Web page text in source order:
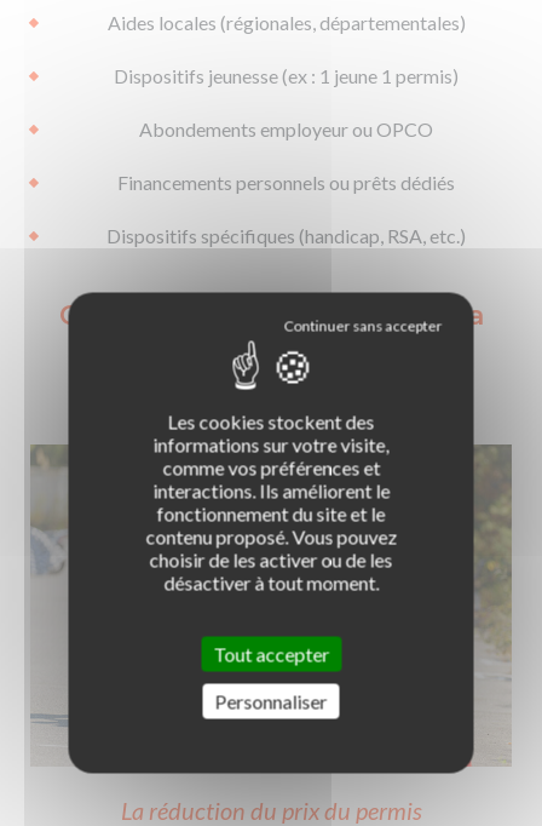
Aides locales (régionales, départementales)
Dispositifs jeunesse (ex : 1 jeune 1 permis)
Abondements employeur ou OPCO
Financements personnels ou prêts dédiés
Dispositifs spécifiques (handicap, RSA, etc.)
Quels sont les avantages de la
formation permis moto avec
CPF ?
La réduction du prix du permis
Les cookies stockent des
informations sur votre visite,
comme vos préférences et
interactions. Ils améliorent le
fonctionnement du site et le
contenu proposé. Vous pouvez
choisir de les activer ou de les
désactiver à tout moment.
Tout accepter
Personnaliser